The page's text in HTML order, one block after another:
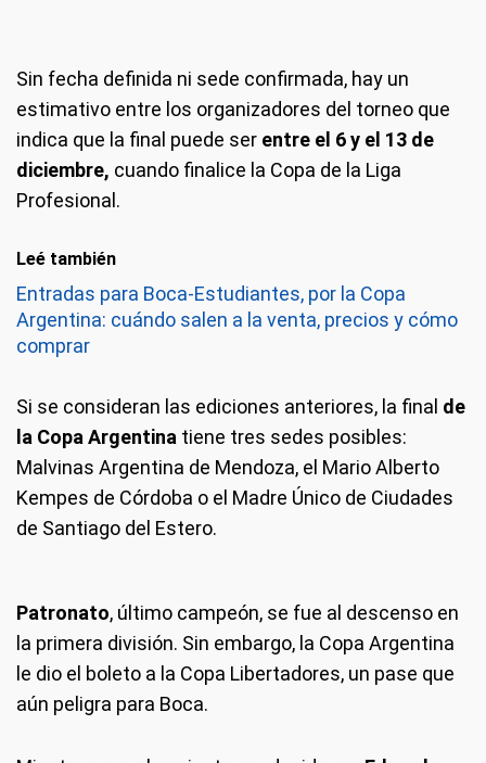
Sin fecha definida ni sede confirmada, hay un
estimativo entre los organizadores del torneo que
indica que la final puede ser entre el 6 y el 13 de
diciembre, cuando finalice la Copa de la Liga
Profesional.
Leé también
Entradas para Boca-Estudiantes, por la Copa
Argentina: cuándo salen a la venta, precios y cómo
comprar
Si se consideran las ediciones anteriores, la final de
la Copa Argentina tiene tres sedes posibles:
Malvinas Argentina de Mendoza, el Mario Alberto
Kempes de Córdoba o el Madre Único de Ciudades
de Santiago del Estero.
Patronato, último campeón, se fue al descenso en
la primera división. Sin embargo, la Copa Argentina
le dio el boleto a la Copa Libertadores, un pase que
aún peligra para Boca.